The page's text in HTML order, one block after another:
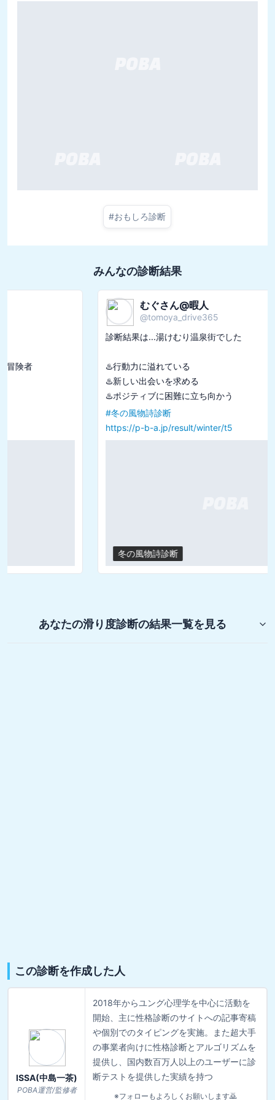
#おもしろ診断
みんなの診断結果
むぐさん@暇人
tomoya_drive365
診断結果は...湯けむり温泉街でした
♨️行動力に溢れている
♨️新しい出会いを求める
https://p-b-a.jp/result/winter/t5
あなたの滑り度診断の結果一覧を見る
この診断を作成した人
ISSA(中島一茶)
POBA運営/監修者
2018年からユング心理学を中心に活動を
開始、主に性格診断のサイトへの記事寄稿
や個別でのタイピングを実施。また超大手
の事業者向けに性格診断とアルゴリズムを
提供し、国内数百万人以上のユーザーに診
断テストを提供した実績を持つ
※フォローもよろしくお願いします🙇